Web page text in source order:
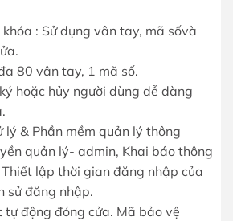
: Sử dụng vân tay, mã sốvà
80 vân tay, 1 mã số.
hoặc hủy người dùng dễ dàng
lý & Phần mềm quản lý thông
quản lý- admin, Khai báo thông
lập thời gian đăng nhập của
sử đăng nhập.
tự động đóng cửa. Mã bảo vệ